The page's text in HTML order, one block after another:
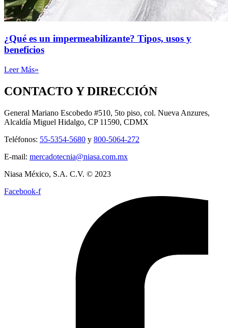
¿Qué es un impermeabilizante? Tipos, usos y
beneficios
Leer Más»
CONTACTO Y DIRECCIÓN
General Mariano Escobedo #510, 5to piso, col. Nueva Anzures,
Alcaldía Miguel Hidalgo, CP 11590, CDMX
Teléfonos: 55-5354-5680 y 800-5064-272
E-mail: mercadotecnia@niasa.com.mx
Niasa México, S.A. C.V. © 2023
Facebook-f